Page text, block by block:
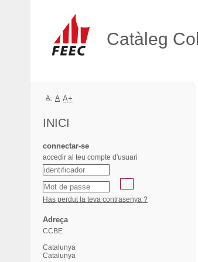
Catàleg
A- A A+
INICI
connectar-se
accedir al teu compte d'usuari
Has perdut la teva contrasenya ?
Adreça
CCBE
Catalunya
Catalunya